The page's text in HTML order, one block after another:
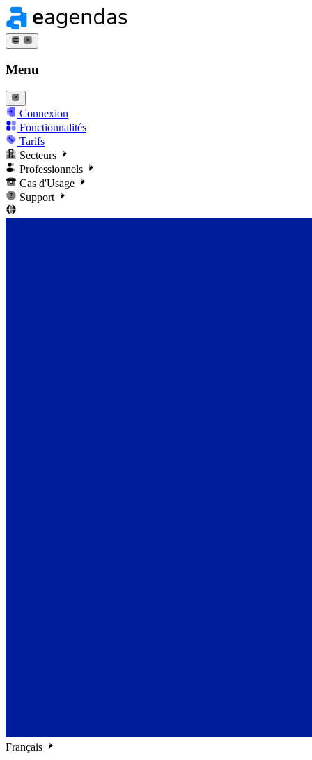
Menu
Connexion
Fonctionnalités
Tarifs
Secteurs
Professionnels
Cas d'Usage
Support
Français